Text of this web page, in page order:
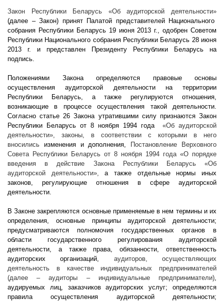
Закон Республики Беларусь «Об аудиторской деятельности»
(далее – Закон) принят Палатой представителей Национального
собрания Республики Беларусь 19 июня2013 г., одобрен Советом
Республики Национального собрания Республики Беларусь 28 июня
2013 г. и представлен Президенту Республики Беларусь на
подпись.
Положениями Закона определяются правовые основы
осуществления аудиторской деятельности на территории
Республики Беларусь, а также регулируются отношения,
возникающие в процессе осуществления такой деятельности.
Согласно статье 26 Закона утратившими силу признаются Закон
Республики Беларусь от 8 ноября 1994 года
«Об аудиторской
деятельности», законы, в соответствии с которыми в него
вносились изменения и дополнения,
Постановление Верховного
Совета Республики Беларусь от 8 ноября 1994 года «О порядке
введения в действие Закона Республики Беларусь «Об
аудиторской деятельности»,а также отдельные нормы иных
законов, регулирующие отношения в сфере аудиторской
деятельности.
В Законе закрепляются основные применяемые в нем термины и их
определения, основные принципы аудиторской деятельности;
предусматриваются полномочия государственных органов в
области государственного регулирования аудиторской
деятельности, а также права, обязанности, ответственность
аудиторских организаций, аудиторов, осуществляющих
деятельность в качестве индивидуальных предпринимателей
(далее – аудиторы – индивидуальные предприниматели),
аудируемых лиц, заказчиков аудиторских услуг; определяются
правила осуществления аудиторской деятельности;